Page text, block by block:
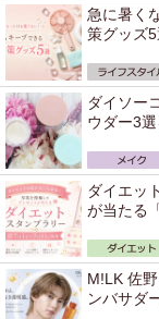
急に暑く
策グッズ5
ダイソー
ウダー3
ダイエッ
が当たる
M!LK 佐
ンバサダ